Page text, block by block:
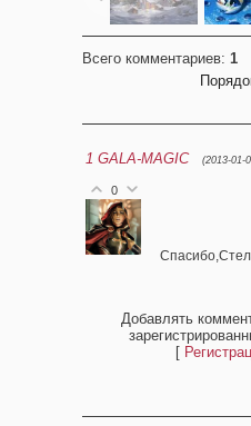
Всего комментариев: 1
1 GALA-MAGIC (2013-01-
0
Добавлять
[